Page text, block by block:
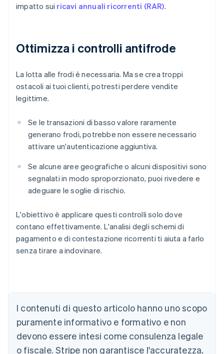
impatto sui ricavi annuali ricorrenti (RAR).
Ottimizza i controlli antifrode
La lotta alle frodi è necessaria. Ma se crea troppi
ostacoli ai tuoi clienti, potresti perdere vendite
legittime.
Se le transazioni di basso valore raramente
generano frodi, potrebbe non essere necessario
attivare un'autenticazione aggiuntiva.
Se alcune aree geografiche o alcuni dispositivi sono
segnalati in modo sproporzionato, puoi rivedere e
adeguare le soglie di rischio.
L'obiettivo è applicare questi controlli solo dove
contano effettivamente. L'analisi degli schemi di
pagamento e di contestazione ricorrenti ti aiuta a farlo
senza tirare a indovinare.
I contenuti di questo articolo hanno uno scopo
puramente informativo e formativo e non
devono essere intesi come consulenza legale
o fiscale. Stripe non garantisce l'accuratezza,
English
DeutschEnglish
Belgio
Nederlands Français English